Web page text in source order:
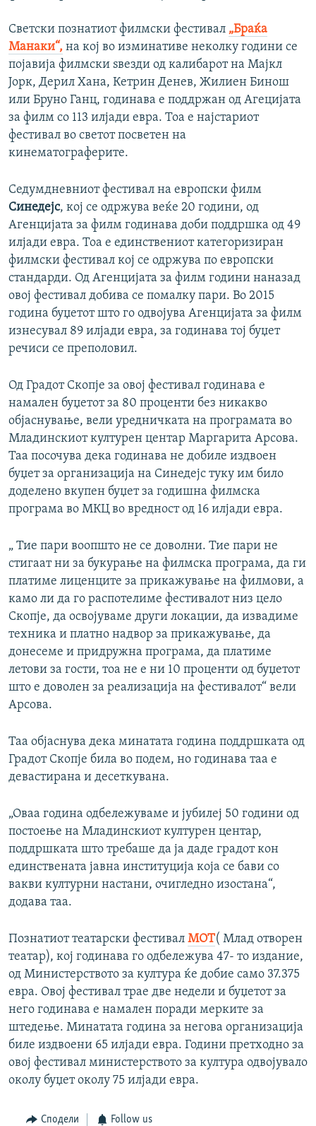
Светски познатиот филмски фестивал „Браќа
Манаки“, на кој во изминативе неколку години се
појавија филмски ѕвезди од калибарот на Мајкл
Јорк, Дерил Хана, Кетрин Денев, Жилиен Бинош
или Бруно Ганц, годинава е поддржан од Агецијата
за филм со 113 илјади евра. Тоа е најстариот
фестивал во светот посветен на
кинематограферите.
Седумдневниот фестивал на европски филм
Синедејс, кој се одржува веќе 20 години, од
Агенцијата за филм годинава доби поддршка од 49
илјади евра. Тоа е единствениот категоризиран
филмски фестивал кој се одржува по европски
стандарди. Од Агенцијата за филм години наназад
овој фестивал добива се помалку пари. Во 2015
година буџетот што го одвојува Агенцијата за филм
изнесувал 89 илјади евра, за годинава тој буџет
речиси се преполовил.
Од Градот Скопје за овој фестивал годинава е
намален буџетот за 80 проценти без никакво
објаснување, вели уредничката на програмата во
Младинскиот културен центар Маргарита Арсова.
Таа посочува дека годинава не добиле издвоен
буџет за организација на Синедејс туку им било
доделено вкупен буџет за годишна филмска
програма во МКЦ во вредност од 16 илјади евра.
„ Тие пари воопшто не се доволни. Тие пари не
стигаат ни за букурање на филмска програма, да ги
платиме лиценците за прикажување на филмови, а
камо ли да го распотелиме фестивалот низ цело
Скопје, да освојуваме други локации, да извадиме
техника и платно надвор за прикажување, да
донесеме и придружна програма, да платиме
летови за гости, тоа не е ни 10 проценти од буџетот
што е доволен за реализација на фестивалот“ вели
Арсова.
Таа објаснува дека минатата година поддршката од
Градот Скопје била во подем, но годинава таа е
девастирана и десеткувана.
„Оваа година одбележуваме и јубилеј 50 години од
постоење на Младинскиот културен центар,
поддршката што требаше да ја даде градот кон
единствената јавна институција која се бави со
вакви културни настани, очигледно изостана“,
додава таа.
Познатиот театарски фестивал МОТ( Млад отворен
театар), кој годинава го одбележува 47- то издание,
од Министерството за култура ќе добие само 37.375
евра. Овој фестивал трае две недели и буџетот за
него годинава е намален поради мерките за
штедење. Минатата година за негова организација
биле издвоени 65 илјади евра. Години претходно за
овој фестивал министерството за култура одвојувало
околу буџет околу 75 илјади евра.
Сподели Follow us